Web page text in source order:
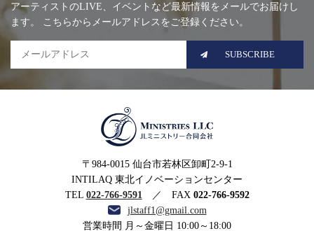
アーティストのLIVE、イベントなど最新情報をメールでお届けし
ます。 こちらからメールアドレスをご登録ください。
SUBSCRIBE
ストリー合同会社
〒984-0015 仙台市若林区卸町2-9-1
INTILAQ 東北イノベーションセンター
TEL 022-766-9591 ／ FAX 022-766-9592
jlstaff1@gmail.com
営業時間 月～金曜日 10:00～18:00